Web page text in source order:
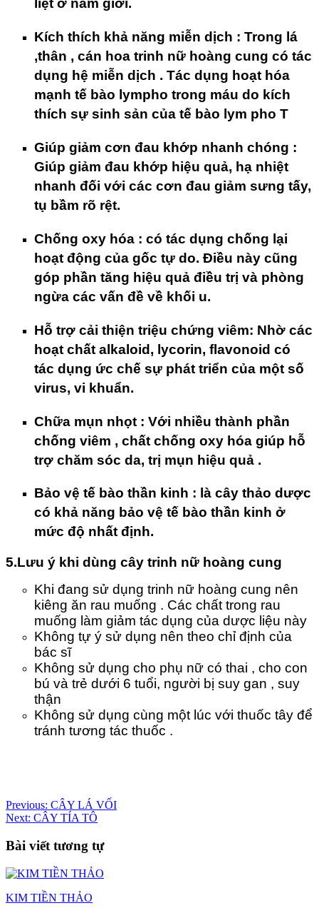
liệt ở nam giới.
Kích thích khả năng miễn dịch : Trong lá
,thân , cán hoa trinh nữ hoàng cung có tác
dụng hệ miễn dịch . Tác dụng hoạt hóa
mạnh tế bào lympho trong máu do kích
thích sự sinh sản của tế bào lym pho T
Giúp giảm cơn đau khớp nhanh chóng :
Giúp giảm đau khớp hiệu quả, hạ nhiệt
nhanh đối với các cơn đau giảm sưng tấy,
tụ bầm rõ rệt.
Chống oxy hóa : có tác dụng chống lại
hoạt động của gốc tự do. Điều này cũng
góp phần tăng hiệu quả điều trị và phòng
ngừa các vấn đề về khối u.
Hỗ trợ cải thiện triệu chứng viêm: Nhờ các
hoạt chất alkaloid, lycorin, flavonoid có
tác dụng ức chế sự phát triển của một số
virus, vi khuẩn.
Chữa mụn nhọt : Với nhiều thành phần
chống viêm , chất chống oxy hóa giúp hỗ
trợ chăm sóc da, trị mụn hiệu quả .
Bảo vệ tế bào thần kinh : là cây thảo dược
có khả năng bảo vệ tế bào thần kinh ở
mức độ nhất định.
5.Lưu ý khi dùng cây trinh nữ hoàng cung
Khi đang sử dụng trinh nữ hoàng cung nên
kiêng ăn rau muống . Các chất trong rau
muống làm giảm tác dụng của dược liệu này
Không tự ý sử dụng nên theo chỉ định của
bác sĩ
Không sử dụng cho phụ nữ có thai , cho con
bú và trẻ dưới 6 tuổi, người bị suy gan , suy
thận
Không sử dụng cùng một lúc với thuốc tây để
tránh tương tác thuốc .
Điều
hướng
bài
viết
Previous: CÂY LÁ VỐI
Next: CÂY TÍA TÔ
Bài viết tương tự
KIM TIỀN THẢO